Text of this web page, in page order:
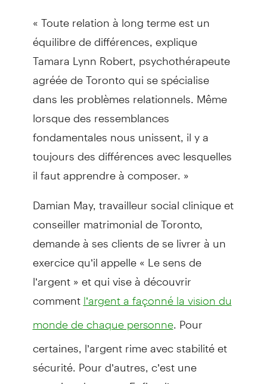
« Toute relation à long terme est un
équilibre de différences, explique
Tamara Lynn Robert, psychothérapeute
agréée de Toronto qui se spécialise
dans les problèmes relationnels. Même
lorsque des ressemblances
fondamentales nous unissent, il y a
toujours des différences avec lesquelles
il faut apprendre à composer. »
Damian May, travailleur social clinique et
conseiller matrimonial de Toronto,
demande à ses clients de se livrer à un
exercice qu’il appelle « Le sens de
l’argent » et qui vise à découvrir
comment l’argent a façonné la vision du
monde de chaque personne. Pour
certaines, l’argent rime avec stabilité et
sécurité. Pour d’autres, c’est une